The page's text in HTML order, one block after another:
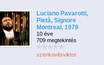
Luciano Pavarotti,
Pietà, Signore
Montreal, 1978
10 éve
709 megtekintés
szenkovitsviktor